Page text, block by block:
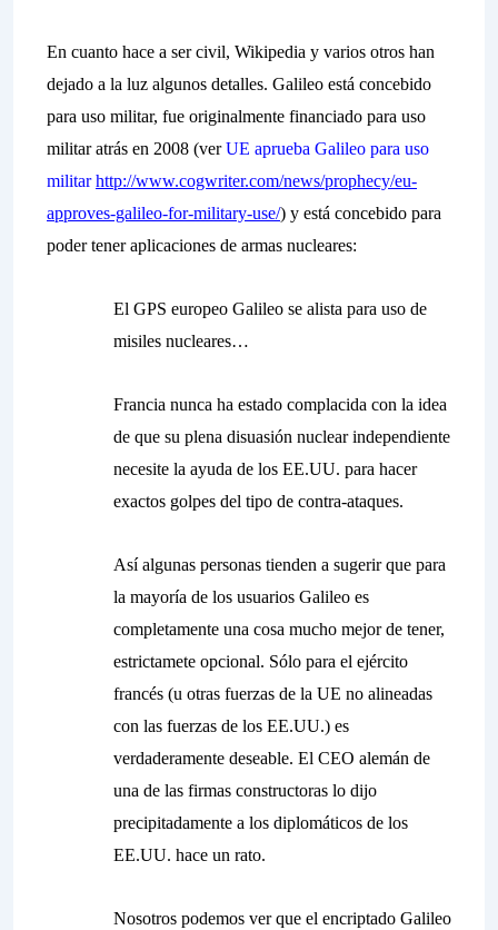
En cuanto hace a sercivil, Wikipedia y varios otros han
dejado a la luz algunos detalles. Galileo está concebido
para uso militar, fue originalmente financiado para uso
militar atrás en 2008 (verUE aprueba Galileo para uso
militarhttp://www.cogwriter.com/news/prophecy/eu-
approves-galileo-for-military-use/) y está concebido para
poder tener aplicaciones de armas nucleares:
El GPS europeo Galileo se alista para uso de
misiles nucleares…
Francia nunca ha estado complacida con la idea
de que su plena disuasión nuclear independiente
necesite la ayuda de los EE.UU. para hacer
exactos golpes del tipo de contra-ataques.
Así algunas personas tienden a sugerir que para
la mayoría de los usuarios Galileo es
completamente una cosa mucho mejor de tener,
estrictamete opcional. Sólo para el ejército
francés (u otras fuerzas de la UE no alineadas
con las fuerzas de los EE.UU.) es
verdaderamente deseable. El CEO alemán de
una de las firmas constructoras lo dijo
precipitadamente a los diplomáticos de los
EE.UU. hace un rato.
Nosotros podemos ver que el encriptado Galileo